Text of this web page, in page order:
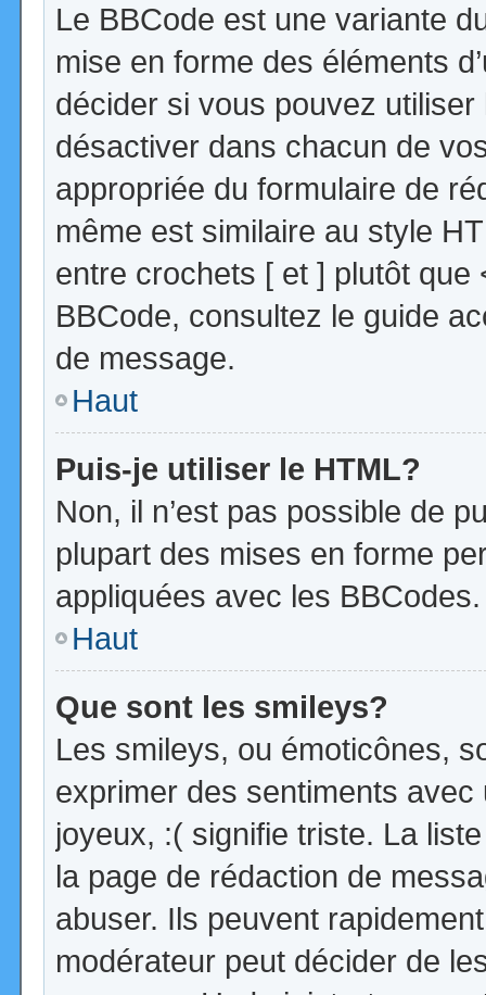
Le BBCode est une variante
mise en forme des éléments
décider si vous pouvez
désactiver dans chacun de
appropriée du formulaire de
même est similaire au style
entre crochets [ et ] plutôt que
BBCode, consultez le guide
de message.
Haut
Puis-je utiliser le HTML?
Non, il n’est pas possible de
plupart des mises en forme
appliquées avec les BBCodes.
Haut
Que sont les smileys?
Les smileys, ou émoticônes,
exprimer des sentiments
joyeux, :( signifie triste. La
la page de rédaction de
abuser. Ils peuvent
modérateur peut décider de